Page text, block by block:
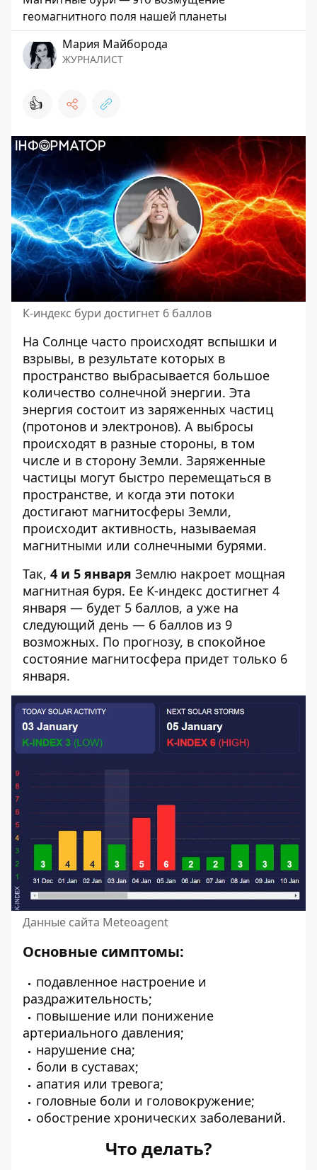
геомагнитного поля нашей планеты
Мария Майборода
ЖУРНАЛИСТ
👍
К-индекс бури достигнет 6 баллов
На Солнце часто происходят вспышки и
взрывы, в результате которых в
пространство выбрасывается большое
количество солнечной энергии. Эта
энергия состоит из заряженных частиц
(протонов и электронов). А выбросы
происходят в разные стороны, в том
числе и в сторону Земли. Заряженные
частицы могут быстро перемещаться в
пространстве, и когда эти потоки
достигают магнитосферы Земли,
происходит активность, называемая
магнитными или солнечными бурями.
Так, 4 и 5 января Землю накроет мощная
магнитная буря. Ее К-индекс достигнет 4
января — будет 5 баллов, а уже на
следующий день — 6 баллов из 9
возможных. По прогнозу, в спокойное
состояние магнитосфера придет только 6
января.
Данные сайта Meteoagent
Основные симптомы:
подавленное настроение и
раздражительность;
повышение или понижение
артериального давления;
нарушение сна;
боли в суставах;
апатия или тревога;
головные боли и головокружение;
обострение хронических заболеваний.
Что делать?